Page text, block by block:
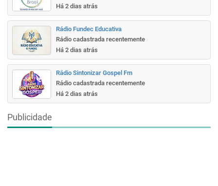
Há 2 dias atrás
Rádio Fundec Educativa
Rádio cadastrada recentemente
Há 2 dias atrás
Rádio Sintonizar Gospel Fm
Rádio cadastrada recentemente
Há 2 dias atrás
Publicidade